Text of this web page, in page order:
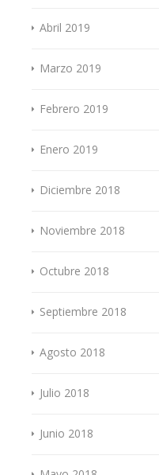
Abril 2019
Marzo 2019
Febrero 2019
Enero 2019
Diciembre 2018
Noviembre 2018
Octubre 2018
Septiembre 2018
Agosto 2018
Julio 2018
Junio 2018